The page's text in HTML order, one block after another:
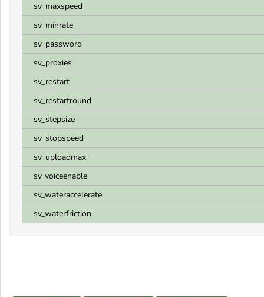
sv_maxspeed
sv_minrate
sv_password
sv_proxies
sv_restart
sv_restartround
sv_stepsize
sv_stopspeed
sv_uploadmax
sv_voiceenable
sv_wateraccelerate
sv_waterfriction